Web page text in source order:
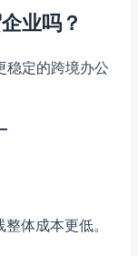
业吗？
稳定的跨境办公
体成本更低。